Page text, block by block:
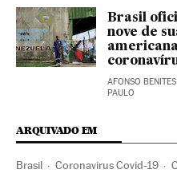
Brasil
nove de
AFONSO BENITES
PAULO
ARQUIVADO EM
Brasil Coronavirus Covid-19